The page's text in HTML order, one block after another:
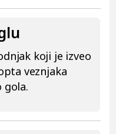
koji je izveo
veznjaka